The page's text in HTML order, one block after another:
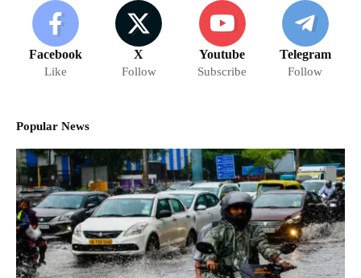
Facebook
Like
X
Follow
Youtube
Subscribe
Telegram
Follow
Popular News